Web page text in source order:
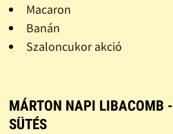
Macaron
Banán
Szaloncukor akció
MÁRTON NAPI LIBACOMB -
SÜTÉS